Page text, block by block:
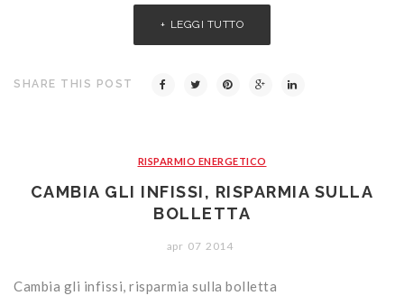
LEGGI TUTTO
SHARE THIS POST
RISPARMIO ENERGETICO
CAMBIA GLI INFISSI, RISPARMIA SULLA
BOLLETTA
apr 07 2014
Cambia gli infissi, risparmia sulla bolletta